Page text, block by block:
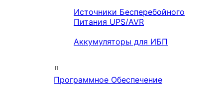
Источники Бесперебойного
Питания UPS/AVR
Аккумуляторы для ИБП
Программное Обеспечение